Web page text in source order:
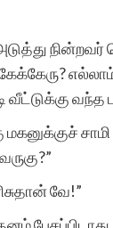
வீட்டுக்கு வந்த
மகனுக்குச்
வே!”